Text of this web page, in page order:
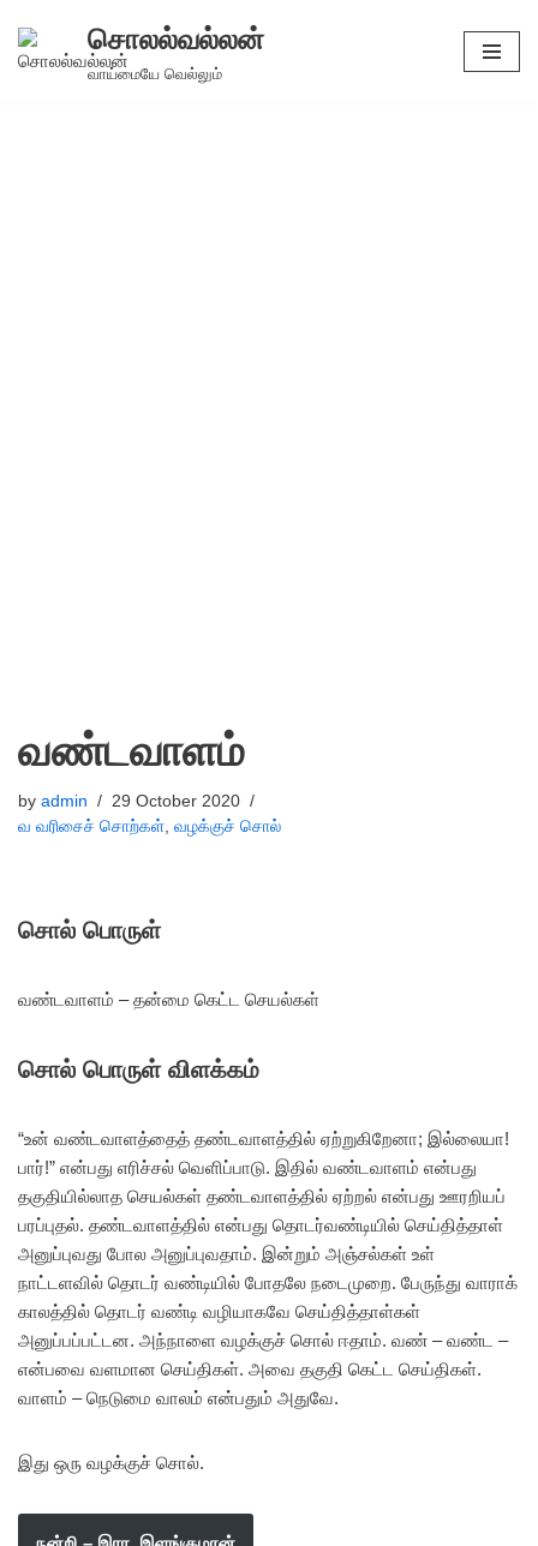
Skip
சொலல்வல்லன்
வாய்மையே வெல்லும்
வண்டவாளம்
by admin
29 October 2020
வ வரிசைச் சொற்கள், வழக்குச் சொல்
சொல் பொருள்
வண்டவாளம் – தன்மை கெட்ட செயல்கள்
சொல் பொருள் விளக்கம்
“உன் வண்டவாளத்தைத் தண்டவாளத்தில் ஏற்றுகிறேனா; இல்லையா!
பார்!” என்பது எரிச்சல் வெளிப்பாடு. இதில் வண்டவாளம் என்பது
தகுதியில்லாத செயல்கள் தண்டவாளத்தில் ஏற்றல் என்பது ஊரறியப்
பரப்புதல். தண்டவாளத்தில் என்பது தொடர்வண்டியில் செய்தித்தாள்
அனுப்புவது போல அனுப்புவதாம். இன்றும் அஞ்சல்கள் உள்
நாட்டளவில் தொடர் வண்டியில் போதலே நடைமுறை. பேருந்து வாராக்
காலத்தில் தொடர் வண்டி வழியாகவே செய்தித்தாள்கள்
அனுப்பப்பட்டன. அந்நாளை வழக்குச் சொல் ஈதாம். வண் – வண்ட –
என்பவை வளமான செய்திகள். அவை தகுதி கெட்ட செய்திகள்.
வாளம் – நெடுமை வாலம் என்பதும் அதுவே.
இது ஒரு வழக்குச் சொல்.